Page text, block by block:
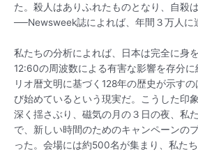
た。殺人はありふれたものとなり、自殺
──Newsweek誌によれば、年間３万人に
私たちの分析によれば、日本は完全に身
12:60の周波数による有害な影響を存分
リオ暦文明に基づく128年の歴史が示す
び始めているという現実だ。こうした印
深く揺さぶり、磁気の月の３日の夜、私
で、新しい時間のためのキャンペーンの
った。会場には約500名が集まり、私た